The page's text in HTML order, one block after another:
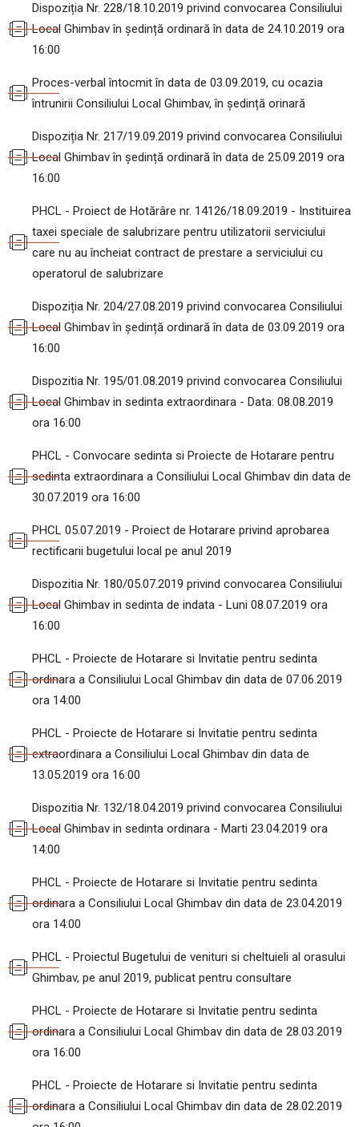
Dispoziția Nr. 228/18.10.2019 privind convocarea Consiliului
Local Ghimbav în ședință ordinară în data de 24.10.2019 ora
16:00
Proces-verbal întocmit în data de 03.09.2019, cu ocazia
întrunirii Consiliului Local Ghimbav, în ședință orinară
Dispoziția Nr. 217/19.09.2019 privind convocarea Consiliului
Local Ghimbav în ședință ordinară în data de 25.09.2019 ora
16:00
PHCL - Proiect de Hotărâre nr. 14126/18.09.2019 - Instituirea
taxei speciale de salubrizare pentru utilizatorii serviciului
care nu au încheiat contract de prestare a serviciului cu
operatorul de salubrizare
Dispoziția Nr. 204/27.08.2019 privind convocarea Consiliului
Local Ghimbav în ședință ordinară în data de 03.09.2019 ora
16:00
Dispozitia Nr. 195/01.08.2019 privind convocarea Consiliului
Local Ghimbav in sedinta extraordinara - Data: 08.08.2019
ora 16:00
PHCL - Convocare sedinta si Proiecte de Hotarare pentru
sedinta extraordinara a Consiliului Local Ghimbav din data de
30.07.2019 ora 16:00
PHCL 05.07.2019 - Proiect de Hotarare privind aprobarea
rectificarii bugetului local pe anul 2019
Dispozitia Nr. 180/05.07.2019 privind convocarea Consiliului
Local Ghimbav in sedinta de indata - Luni 08.07.2019 ora
16:00
PHCL - Proiecte de Hotarare si Invitatie pentru sedinta
ordinara a Consiliului Local Ghimbav din data de 07.06.2019
ora 14:00
PHCL - Proiecte de Hotarare si Invitatie pentru sedinta
extraordinara a Consiliului Local Ghimbav din data de
13.05.2019 ora 16:00
Dispozitia Nr. 132/18.04.2019 privind convocarea Consiliului
Local Ghimbav in sedinta ordinara - Marti 23.04.2019 ora
14:00
PHCL - Proiecte de Hotarare si Invitatie pentru sedinta
ordinara a Consiliului Local Ghimbav din data de 23.04.2019
ora 14:00
PHCL - Proiectul Bugetului de venituri si cheltuieli al orasului
Ghimbav, pe anul 2019, publicat pentru consultare
PHCL - Proiecte de Hotarare si Invitatie pentru sedinta
ordinara a Consiliului Local Ghimbav din data de 28.03.2019
ora 16:00
PHCL - Proiecte de Hotarare si Invitatie pentru sedinta
ordinara a Consiliului Local Ghimbav din data de 28.02.2019